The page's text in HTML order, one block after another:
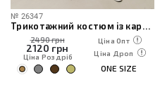
№ 26347
Трикотажний костюм із кардиганом, топом та штанами
2490 грн
2120 грн
Ціна Роздріб
Ціна Опт
Ціна Дроп
ONE SIZE